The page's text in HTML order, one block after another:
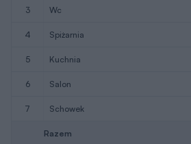
3 wc
4 spiżarnia
5 kuchnia
6 salon
7 schowek
Razem